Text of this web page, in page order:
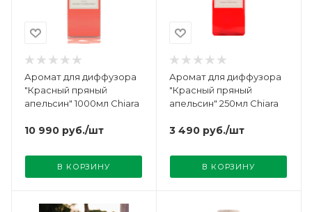
Аромат для диффузора
"Красный пряный
апельсин" 1000мл Chiara
10 990 руб./шт
В КОРЗИНУ
Аромат для диффузора
"Красный пряный
апельсин" 250мл Chiara
3 490 руб./шт
В КОРЗИНУ